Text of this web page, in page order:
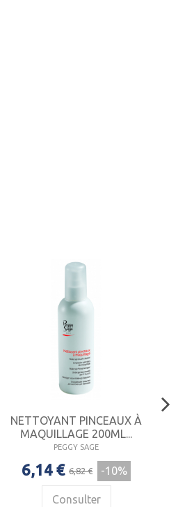
NETTOYANT PINCEAUX À
MAQUILLAGE 200ML...
PEGGY SAGE
6,14 € 6,82 € -10%
Consulter